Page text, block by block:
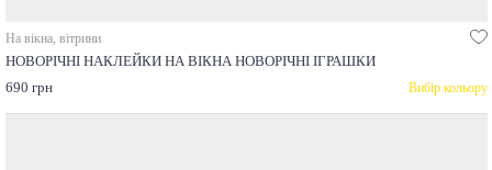
На вікна, вітрини
НОВОРІЧНІ НАКЛЕЙКИ НА ВІКНА НОВОРІЧНІ ІГРАШКИ
690 грн
Вибір кольору